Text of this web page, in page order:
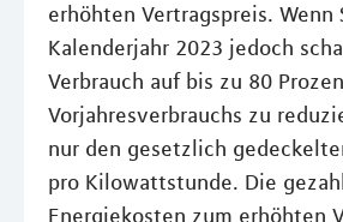
erhöhten Vertragspreis. Wenn
Kalenderjahr 2023 jedoch
Verbrauch auf bis zu 80
Vorjahresverbrauchs zu
nur den gesetzlich
pro Kilowattstunde. Die
Energiekosten zum erhöhten